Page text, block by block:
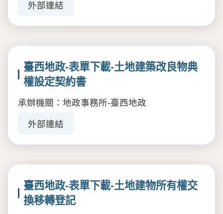
外部連結
臺西地政-表單下載-土地建築改良物典
權設定契約書
承辦機關：地政事務所-臺西地政
外部連結
臺西地政-表單下載-土地建物所有權交
換移轉登記